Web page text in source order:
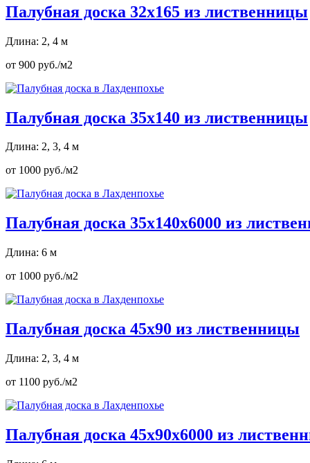
Палубная доска 32х165 из лиственницы
Длина: 2, 4 м
от 900 руб./м2
Палубная доска 35х140 из лиственницы
Длина: 2, 3, 4 м
от 1000 руб./м2
Палубная доска 35х140х6000 из
Длина: 6 м
от 1000 руб./м2
Палубная доска 45х90 из лиственницы
Длина: 2, 3, 4 м
от 1100 руб./м2
Палубная доска 45х90х6000 из